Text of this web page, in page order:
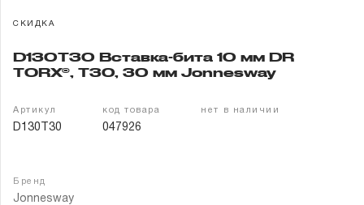
Контакты
СКИДКА
D130T30 Вставка-бита 10 мм DR
TORX®, Т30, 30 мм Jonnesway
Артикул
D130T30
код товара
047926
нет в наличии
Бренд
Jonnesway